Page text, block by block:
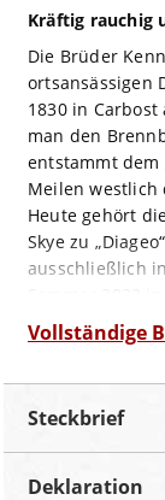
Kräftig rauchig
Die Brüder
ortsansässigen
1830 in
man den
entstammt dem
Meilen westlich
Heute gehört
Skye zu
ausschließlich
Reisehandel
rauchig und
und
Am Gaumen
Vollständige
Steckbrief
Deklaration